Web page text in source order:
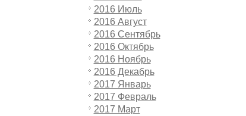
2016 Июль
2016 Август
2016 Сентябрь
2016 Октябрь
2016 Ноябрь
2016 Декабрь
2017 Январь
2017 Февраль
2017 Март